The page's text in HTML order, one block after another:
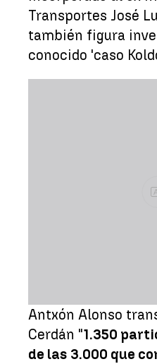
Transportes José
también figura
conocido 'caso
Antxón Alonso
Cerdán "1.350
de las 3.000 que